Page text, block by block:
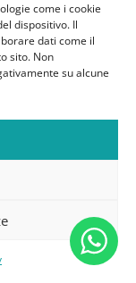
come i cookie
dispositivo. Il
dati come il
sito. Non
su alcune
ricca di